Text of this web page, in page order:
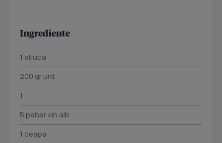
Ingrediente
1 stiuca
200 gr unt
1
5 pahar vin alb
1 ceapa